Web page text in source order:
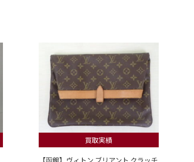
買取実績
【函館】ヴィトン ブリアント クラッチ